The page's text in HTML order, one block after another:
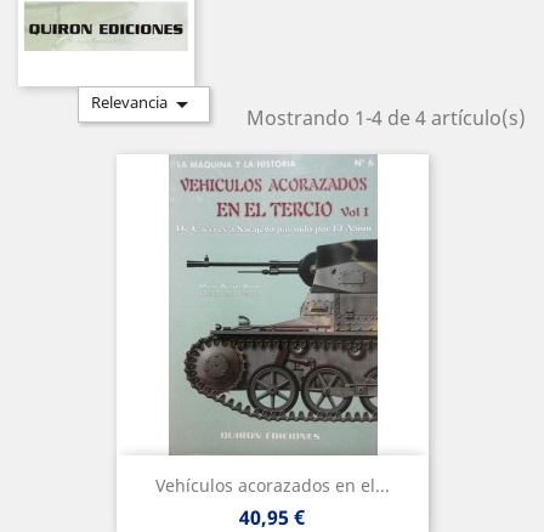
Relevancia  Mostrando 1-4 de 4 artículo(s)
Vehículos acorazados en el...
Precio
40,95 €